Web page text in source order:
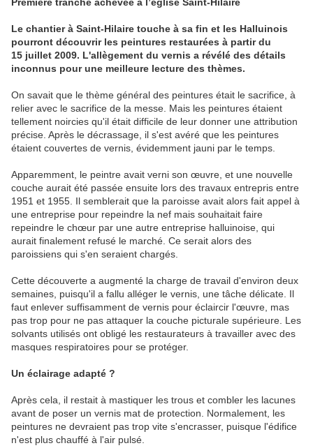
Le chantier à Saint-Hilaire touche à sa fin et les Halluinois
pourront découvrir les peintures restaurées à partir du
15 juillet 2009. L'allègement du vernis a révélé des détails
inconnus pour une meilleure lecture des thèmes.
On savait que le thème général des peintures était le sacrifice, à
relier avec le sacrifice de la messe. Mais les peintures étaient
tellement noircies qu'il était difficile de leur donner une attribution
précise. Après le décrassage, il s'est avéré que les peintures
étaient couvertes de vernis, évidemment jauni par le temps.
Apparemment, le peintre avait verni son œuvre, et une nouvelle
couche aurait été passée ensuite lors des travaux entrepris entre
1951 et 1955. Il semblerait que la paroisse avait alors fait appel à
une entreprise pour repeindre la nef mais souhaitait faire
repeindre le chœur par une autre entreprise halluinoise, qui
aurait finalement refusé le marché. Ce serait alors des
paroissiens qui s'en seraient chargés.
Cette découverte a augmenté la charge de travail d'environ deux
semaines, puisqu'il a fallu alléger le vernis, une tâche délicate. Il
faut enlever suffisamment de vernis pour éclaircir l'œuvre, mas
pas trop pour ne pas attaquer la couche picturale supérieure. Les
solvants utilisés ont obligé les restaurateurs à travailler avec des
masques respiratoires pour se protéger.
Un éclairage adapté ?
Après cela, il restait à mastiquer les trous et combler les lacunes
avant de poser un vernis mat de protection. Normalement, les
peintures ne devraient pas trop vite s'encrasser, puisque l'édifice
n'est plus chauffé à l'air pulsé.